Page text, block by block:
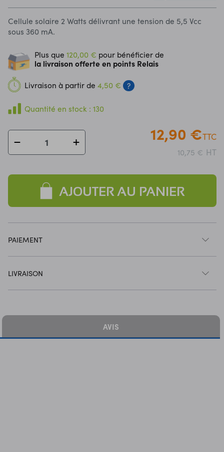
Cellule solaire 2 Watts délivrant une tension de 5,5 Vcc
sous 360 mA.
Plus que120,00 € pour bénéficier de
la livraison offerte en points Relais
Livraison à partir de4,50 € ?
Quantité en stock : 130
12,90 €TTC
10,75 € HT
AJOUTER AU PANIER
PAIEMENT
LIVRAISON
AVIS